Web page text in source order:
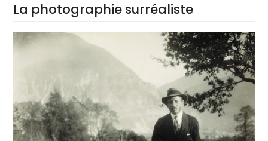
La photographie surréaliste